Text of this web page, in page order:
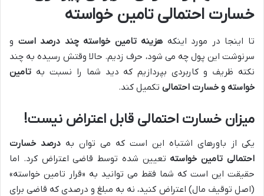
خسارت احتمالی تامین خواسته
تا اینجا در مورد اینکه هزینه تامین خواسته چند درصد است و
سرنوشت این پول چه می شود، حرف زدیم. حالا وقتش رسیده به چند
نکته ظریف و کاربردی بپردازیم که دید شما را نسبت به تامین
خواسته و خسارت احتمالی تکمیل کند.
میزان خسارت احتمالی قابل اعتراض نیست!
یکی از باورهای اشتباه این است که می توان به درصد خسارت
احتمالی تامین خواسته تعیین شده توسط قاضی اعتراض کرد. اما
حقیقت این است که شما فقط می توانید به «قرار تامین خواسته»
(اصل توقیف مال) اعتراض کنید، نه به مبلغ و درصدی که قاضی برای